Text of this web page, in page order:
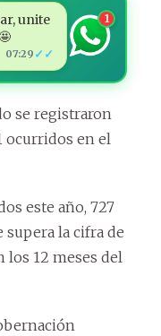
unite
07:29 ✓✓
1
se registraron
ocurridos en el
este año, 727
la cifra de
los 12 meses del